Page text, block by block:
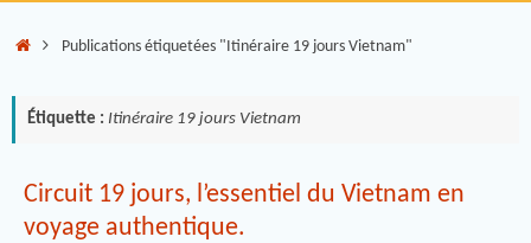
Publications étiquetées "Itinéraire 19 jours Vietnam"
Étiquette : Itinéraire 19 jours Vietnam
Circuit 19 jours, l’essentiel du Vietnam en
voyage authentique.